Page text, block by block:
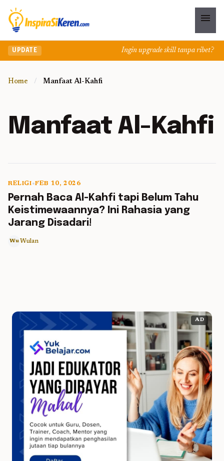
menu
UPDATE Ingin upgrade skill tanpa ribet?
Home / Manfaat Al-Kahfi
Manfaat Al-Kahfi
5 min read
RELIGI•FEB 10, 2026
Pernah Baca Al-Kahfi tapi Belum Tahu
Keistimewaannya? Ini Rahasia yang
Jarang Disadari!
Wu Wulan
AD